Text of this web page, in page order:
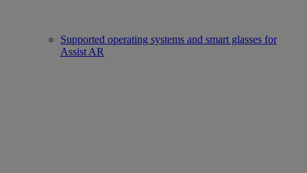
Supported operating systems and smart glasses for
Assist AR